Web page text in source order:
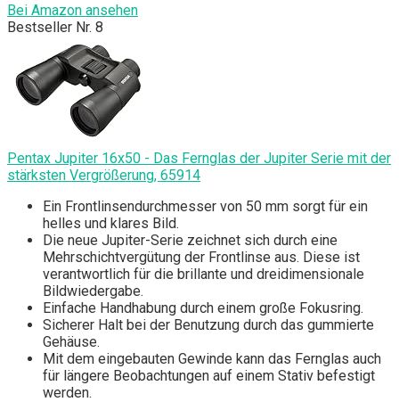
Bei Amazon ansehen
Bestseller Nr. 8
Pentax Jupiter 16x50 - Das Fernglas der Jupiter Serie mit der
stärksten Vergrößerung, 65914
Ein Frontlinsendurchmesser von 50 mm sorgt für ein
helles und klares Bild.
Die neue Jupiter-Serie zeichnet sich durch eine
Mehrschichtvergütung der Frontlinse aus. Diese ist
verantwortlich für die brillante und dreidimensionale
Bildwiedergabe.
Einfache Handhabung durch einem große Fokusring.
Sicherer Halt bei der Benutzung durch das gummierte
Gehäuse.
Mit dem eingebauten Gewinde kann das Fernglas auch
für längere Beobachtungen auf einem Stativ befestigt
werden.